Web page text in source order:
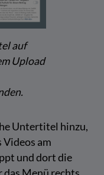
auf
Upload
Untertitel hinzu,
am
und dort die